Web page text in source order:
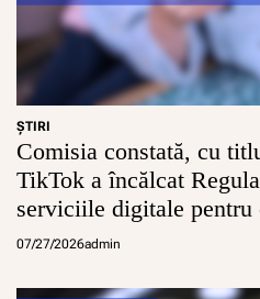
ŞTIRI
Comisia constată, cu
TikTok a încălcat
serviciile digitale pentru
conturi sigure pentru
07/27/2026admin